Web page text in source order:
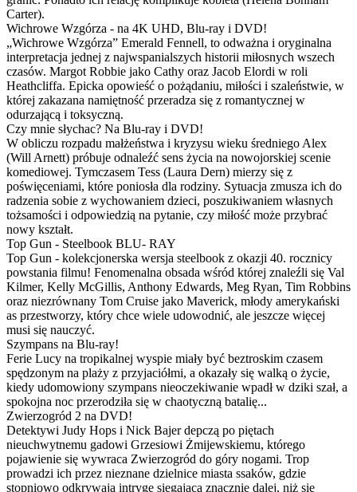
Carter).
Wichrowe Wzgórza - na 4K UHD, Blu-ray i DVD!
„Wichrowe Wzgórza” Emerald Fennell, to odważna i oryginalna
interpretacja jednej z najwspanialszych historii miłosnych wszech
czasów. Margot Robbie jako Cathy oraz Jacob Elordi w roli
Heathcliffa. Epicka opowieść o pożądaniu, miłości i szaleństwie, w
której zakazana namiętność przeradza się z romantycznej w
odurzającą i toksyczną.
Czy mnie słychac? Na Blu-ray i DVD!
W obliczu rozpadu małżeństwa i kryzysu wieku średniego Alex
(Will Arnett) próbuje odnaleźć sens życia na nowojorskiej scenie
komediowej. Tymczasem Tess (Laura Dern) mierzy się z
poświęceniami, które poniosła dla rodziny. Sytuacja zmusza ich do
radzenia sobie z wychowaniem dzieci, poszukiwaniem własnych
tożsamości i odpowiedzią na pytanie, czy miłość może przybrać
nowy kształt.
Top Gun - Steelbook BLU- RAY
Top Gun - kolekcjonerska wersja steelbook z okazji 40. rocznicy
powstania filmu! Fenomenalna obsada wśród której znaleźli się Val
Kilmer, Kelly McGillis, Anthony Edwards, Meg Ryan, Tim Robbins
oraz niezrównany Tom Cruise jako Maverick, młody amerykański
as przestworzy, który chce wiele udowodnić, ale jeszcze więcej
musi się nauczyć.
Szympans na Blu-ray!
Ferie Lucy na tropikalnej wyspie miały być beztroskim czasem
spędzonym na plaży z przyjaciółmi, a okazały się walką o życie,
kiedy udomowiony szympans nieoczekiwanie wpadł w dziki szał, a
spokojna noc przerodziła się w chaotyczną batalię...
Zwierzogród 2 na DVD!
Detektywi Judy Hops i Nick Bajer depczą po piętach
nieuchwytnemu gadowi Grzesiowi Żmijewskiemu, którego
pojawienie się wywraca Zwierzogród do góry nogami. Trop
prowadzi ich przez nieznane dzielnice miasta ssaków, gdzie
stopniowo odkrywają intrygę sięgającą znacznie dalej, niż się